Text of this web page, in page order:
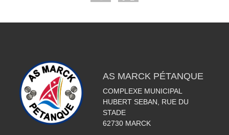
AS MARCK PÉTANQUE
COMPLEXE MUNICIPAL
HUBERT SEBAN, RUE DU
STADE
62730 MARCK